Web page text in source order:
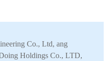
Co., Ltd, ang
Holdings Co., LTD,